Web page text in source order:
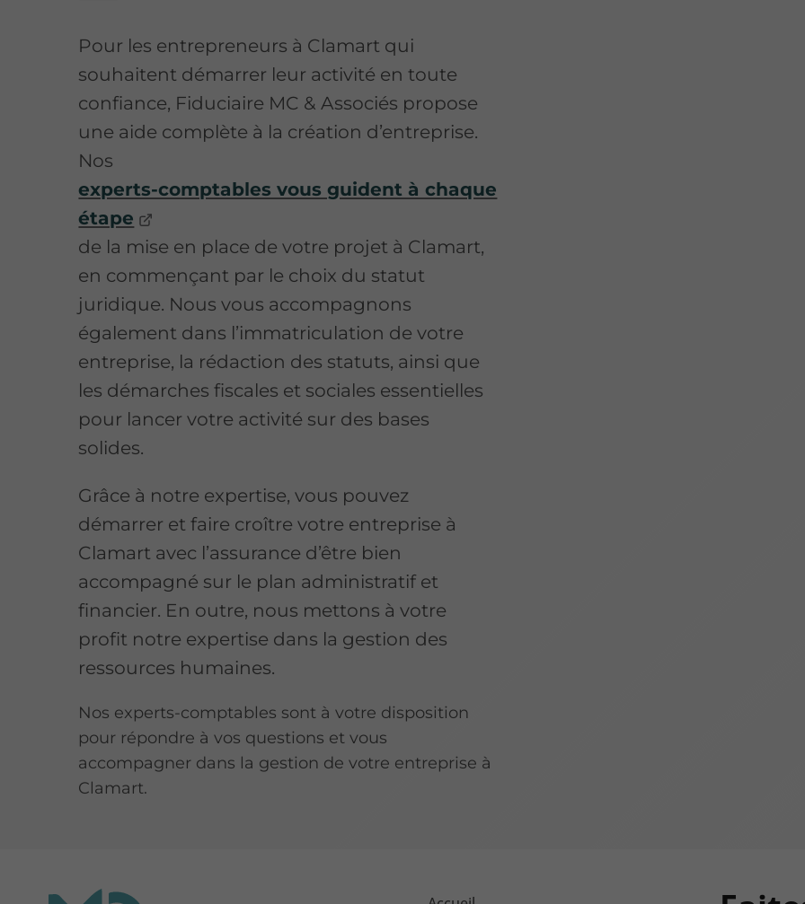
Pour les entrepreneurs à Clamart qui
souhaitent démarrer leur activité en toute
confiance, Fiduciaire MC & Associés propose
une aide complète à la création d’entreprise.
Nos
experts-comptables vous guident à chaque
étape
de la mise en place de votre projet à Clamart,
en commençant par le choix du statut
juridique. Nous vous accompagnons
également dans l’immatriculation de votre
entreprise, la rédaction des statuts, ainsi que
les démarches fiscales et sociales essentielles
pour lancer votre activité sur des bases
solides.
Grâce à notre expertise, vous pouvez
démarrer et faire croître votre entreprise à
Clamart avec l’assurance d’être bien
accompagné sur le plan administratif et
financier. En outre, nous mettons à votre
profit notre expertise dans la gestion des
ressources humaines.
Nos experts-comptables sont à votre disposition
pour répondre à vos questions et vous
accompagner dans la gestion de votre entreprise à
Clamart.